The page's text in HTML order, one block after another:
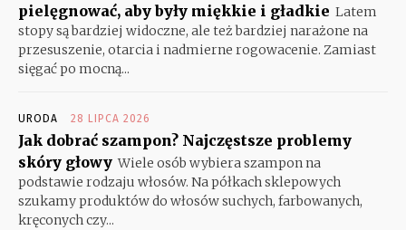
pielęgnować, aby były miękkie i gładkie Latem
stopy są bardziej widoczne, ale też bardziej narażone na
przesuszenie, otarcia i nadmierne rogowacenie. Zamiast
sięgać po mocną...
URODA 28 LIPCA 2026
Jak dobrać szampon? Najczęstsze problemy
skóry głowy Wiele osób wybiera szampon na
podstawie rodzaju włosów. Na półkach sklepowych
szukamy produktów do włosów suchych, farbowanych,
kręconych czy...